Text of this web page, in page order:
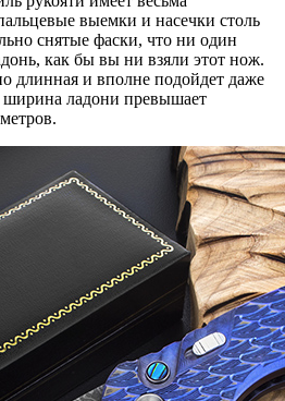
выемки и насечки столь
снятые фаски, что ни один
как бы вы ни взяли этот нож.
длинная и вполне подойдет даже
ладони превышает